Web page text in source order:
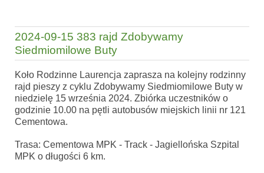
2024-09-15 383 rajd Zdobywamy
Siedmiomilowe Buty
Koło Rodzinne Laurencja zaprasza na kolejny rodzinny
rajd pieszy z cyklu Zdobywamy Siedmiomilowe Buty w
niedzielę 15 września 2024. Zbiórka uczestników o
godzinie 10.00 na pętli autobusów miejskich linii nr 121
Cementowa.
Trasa: Cementowa MPK - Track - Jagiellońska Szpital
MPK o długości 6 km.